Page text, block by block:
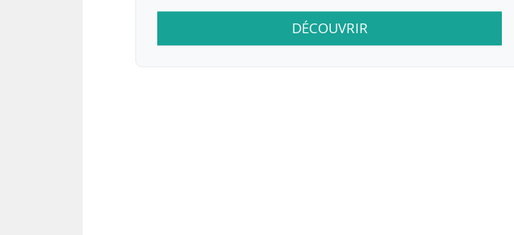
DÉCOUVRIR